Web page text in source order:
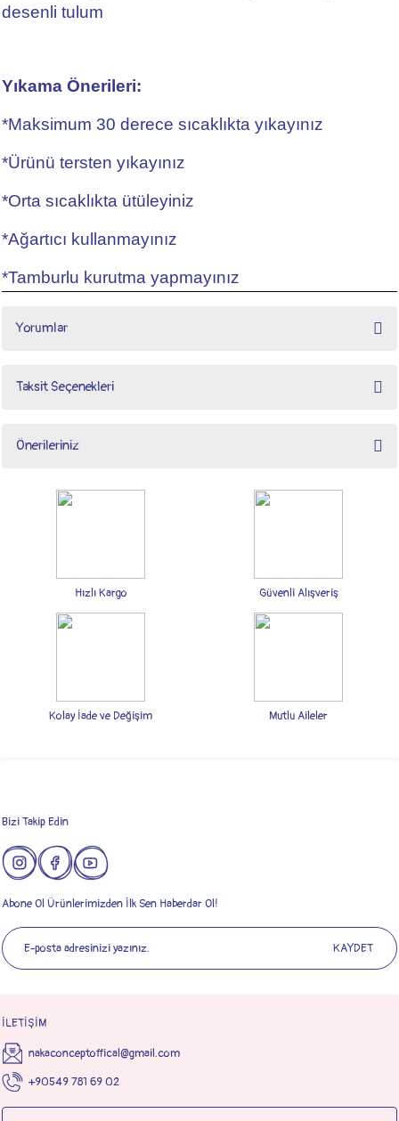
desenli tulum
Yıkama Önerileri:
*Maksimum 30 derece sıcaklıkta yıkayınız
*Ürünü tersten yıkayınız
*Orta sıcaklıkta ütüleyiniz
*Ağartıcı kullanmayınız
*Tamburlu kurutma yapmayınız
Yorumlar
Taksit Seçenekleri
Önerileriniz
Bu ürünün fiyat bilgisi, resim, ürün açıklamalarında ve diğer konularda yetersiz
gördüğünüz noktaları öneri formunu kullanarak tarafımıza iletebilirsiniz.
Ürün açıklamasında eksik bilgiler bulunuyor.
Ürün bilgilerinde hatalar bulunuyor.
Hızlı Kargo Güvenli Alışveriş
Kolay İade ve Değişim Mutlu Aileler
Bizi Takip Edin
Abone Ol Ürünlerimizden İlk Sen Haberdar Ol!
KAYDET
İLETİŞİM
nakaconceptoffical@gmail.com
+90549 781 69 02